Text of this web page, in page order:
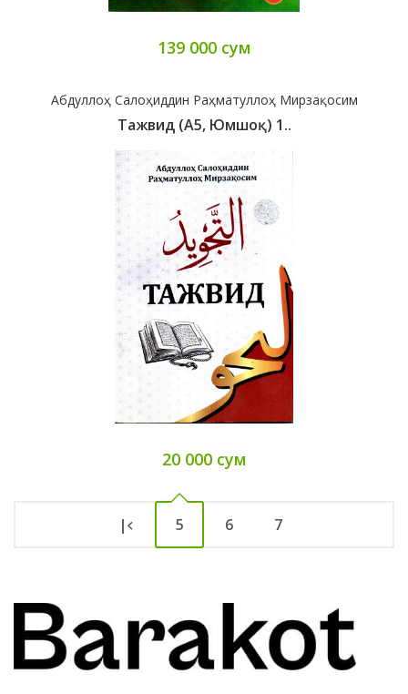
139 000 сум
Абдуллоҳ Салоҳиддин Раҳматуллоҳ Мирзақосим
Тажвид (А5, Юмшоқ) 1..
20 000 сум
| 5 6 7